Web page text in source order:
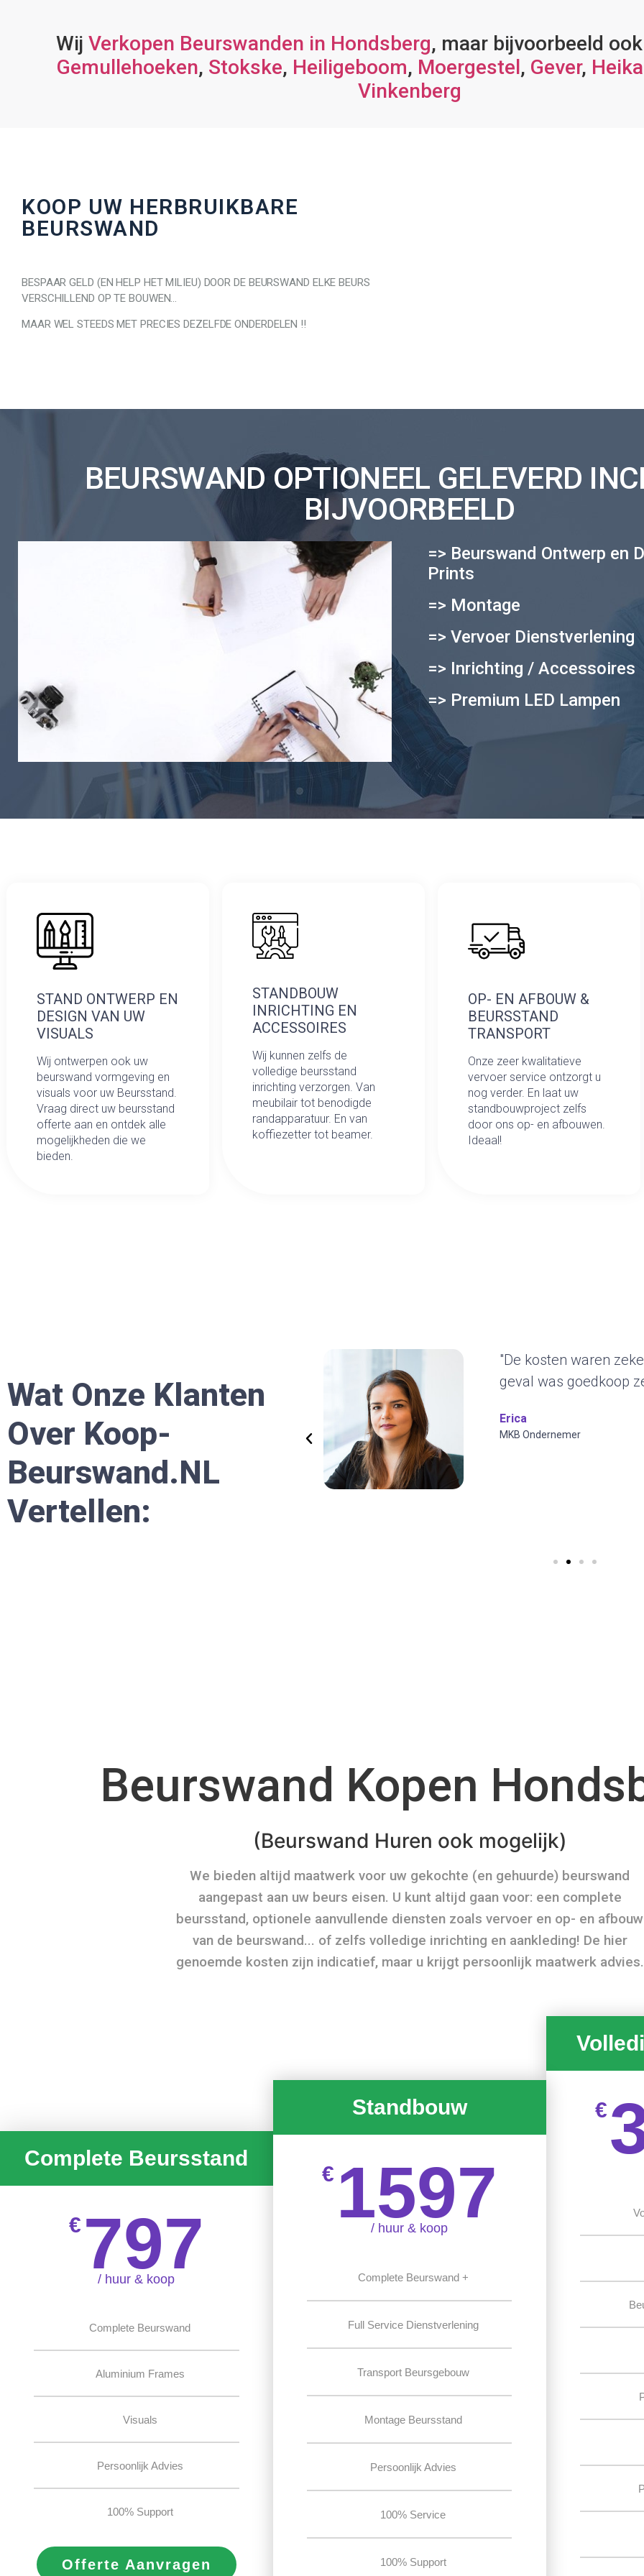
Wij Verkopen Beurswanden in Hondsberg, maar bijvoorbeeld
Gemullehoeken, Stokske, Heiligeboom, Moergestel, Gever,
Vinkenberg
KOOP UW HERBRUIKBARE
BEURSWAND
BESPAAR GELD (EN HELP HET MILIEU) DOOR DE BEURSWAND ELKE BEURS
VERSCHILLEND OP TE BOUWEN…
MAAR WEL STEEDS MET PRECIES DEZELFDE ONDERDELEN !!
BEURSWAND OPTIONEEL GELEVERD
BIJVOORBEELD
=> Beurswand Ontwerp en
Prints
=> Montage
=> Vervoer Dienstverlening
=> Inrichting / Accessoires
=> Premium LED Lampen
STAND ONTWERP EN
DESIGN VAN UW
VISUALS
Wij ontwerpen ook uw
beurswand vormgeving en
visuals voor uw Beursstand.
Vraag direct uw beursstand
offerte aan en ontdek alle
mogelijkheden die we
bieden.
STANDBOUW
INRICHTING EN
ACCESSOIRES
Wij kunnen zelfs de
volledige beursstand
inrichting verzorgen. Van
meubilair tot benodigde
randapparatuur. En van
koffiezetter tot beamer.
OP- EN AFBOUW &
BEURSSTAND
TRANSPORT
Onze zeer kwalitatieve
vervoer service ontzorgt u
nog verder. En laat uw
standbouwproject zelfs
door ons op- en afbouwen.
Ideaal!
Wat Onze Klanten
Over Koop-
Beurswand.nL
Vertellen:
was goedkoop zeker geen duurkoop!"
Ondernemer
"Het duurzame
ons erg aan. De
ontwerp en we
Beurswand Kopen
(Beurswand Huren ook mogelijk)
We bieden altijd maatwerk voor uw gekochte (en gehuurde) beurswand
aangepast aan uw beurs eisen. U kunt altijd gaan voor: een complete
beursstand, optionele aanvullende diensten zoals vervoer en op- en afbouw
van de beurswand... of zelfs volledige inrichting en aankleding! De hier
genoemde kosten zijn indicatief, maar u krijgt persoonlijk maatwerk advies.
Complete Beursstand
€ 797
/ huur & koop
Complete Beurswand
Aluminium Frames
Visuals
Persoonlijk Advies
100% Support
Offerte Aanvragen
Standbouw
€ 1597
/ huur & koop
Complete Beurswand +
Full Service Dienstverlening
Transport Beursgebouw
Montage Beursstand
Persoonlijk Advies
100% Service
100% Support
€